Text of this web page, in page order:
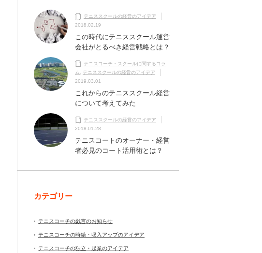
テニススクールの経営のアイデア
2018.02.19
この時代にテニススクール運営
会社がとるべき経営戦略とは？
テニスコーチ・スクールに関するコラ
ム
テニススクールの経営のアイデア
2019.03.01
これからのテニススクール経営
について考えてみた
テニススクールの経営のアイデア
2018.01.28
テニスコートのオーナー・経営
者必見のコート活用術とは？
カテゴリー
テニスコーチの戯言のお知らせ
テニスコーチの時給・収入アップのアイデア
テニスコーチの独立・起業のアイデア